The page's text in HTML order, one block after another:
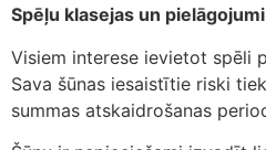
Spēļu klasejas un pielāgojumi
Visiem interese ievietot spēli
Sava šūnas iesaistītie riski
summas atskaidrošanas